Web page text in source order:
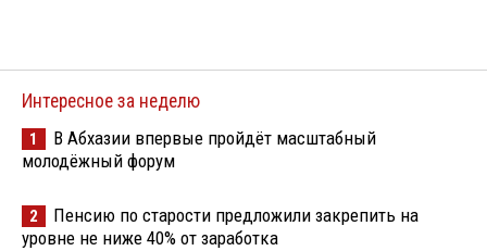
Интересное за неделю
1
В Абхазии впервые пройдёт масштабный
молодёжный форум
2
Пенсию по старости предложили закрепить на
уровне не ниже 40% от заработка